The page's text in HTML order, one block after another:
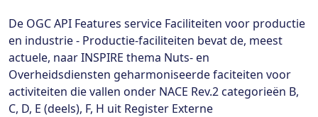
De OGC API Features service Faciliteiten voor productie
en industrie - Productie-faciliteiten bevat de, meest
actuele, naar INSPIRE thema Nuts- en
Overheidsdiensten geharmoniseerde faciteiten voor
activiteiten die vallen onder NACE Rev.2 categorieën B,
C, D, E (deels), F, H uit Register Externe